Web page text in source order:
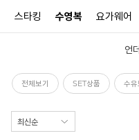
스타킹 수영복 요가웨어
언
전체보기 SET상품 수